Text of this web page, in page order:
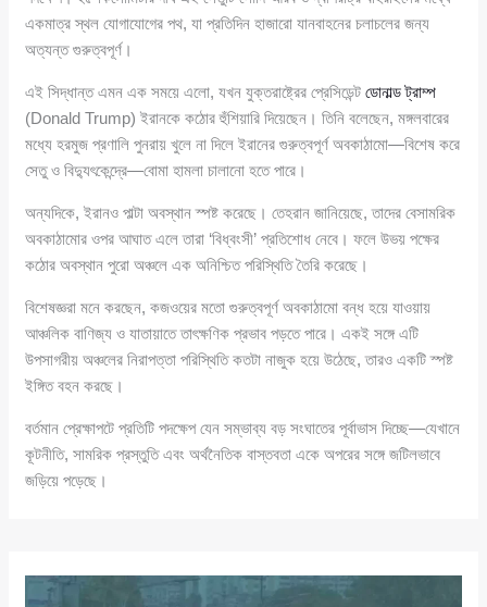
একমাত্র স্থল যোগাযোগের পথ, যা প্রতিদিন হাজারো যানবাহনের চলাচলের জন্য
অত্যন্ত গুরুত্বপূর্ণ।
এই সিদ্ধান্ত এমন এক সময়ে এলো, যখন যুক্তরাষ্ট্রের প্রেসিডেন্টডোনাল্ড ট্রাম্প
(Donald Trump) ইরানকে কঠোর হুঁশিয়ারি দিয়েছেন। তিনি বলেছেন, মঙ্গলবারের
মধ্যে হরমুজ প্রণালি পুনরায় খুলে না দিলে ইরানের গুরুত্বপূর্ণ অবকাঠামো—বিশেষ করে
সেতু ও বিদ্যুৎকেন্দ্রে—বোমা হামলা চালানো হতে পারে।
অন্যদিকে, ইরানও পাল্টা অবস্থান স্পষ্ট করেছে। তেহরান জানিয়েছে, তাদের বেসামরিক
অবকাঠামোর ওপর আঘাত এলে তারা ‘বিধ্বংসী’ প্রতিশোধ নেবে। ফলে উভয় পক্ষের
কঠোর অবস্থান পুরো অঞ্চলে এক অনিশ্চিত পরিস্থিতি তৈরি করেছে।
বিশেষজ্ঞরা মনে করছেন, কজওয়ের মতো গুরুত্বপূর্ণ অবকাঠামো বন্ধ হয়ে যাওয়ায়
আঞ্চলিক বাণিজ্য ও যাতায়াতে তাৎক্ষণিক প্রভাব পড়তে পারে। একই সঙ্গে এটি
উপসাগরীয় অঞ্চলের নিরাপত্তা পরিস্থিতি কতটা নাজুক হয়ে উঠেছে, তারও একটি স্পষ্ট
ইঙ্গিত বহন করছে।
বর্তমান প্রেক্ষাপটে প্রতিটি পদক্ষেপ যেন সম্ভাব্য বড় সংঘাতের পূর্বাভাস দিচ্ছে—যেখানে
কূটনীতি, সামরিক প্রস্তুতি এবং অর্থনৈতিক বাস্তবতা একে অপরের সঙ্গে জটিলভাবে
জড়িয়ে পড়েছে।